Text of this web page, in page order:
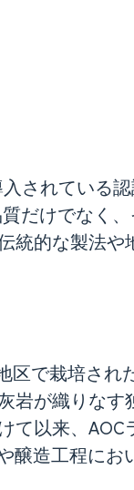
されている
だけでなく、
統的な製法や
区で栽培され
岩が織りなす
て以来、AOC
醸造工程にお